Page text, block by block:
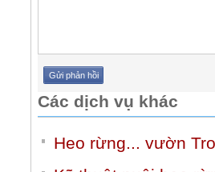
Các dịch vụ khác
Heo rừng... vườn